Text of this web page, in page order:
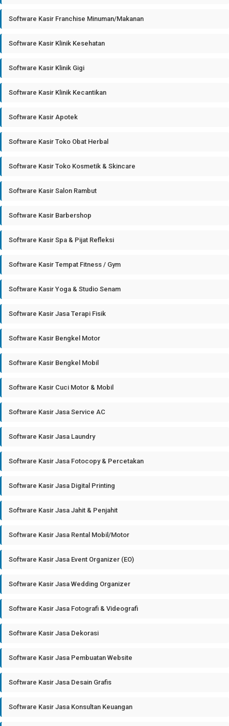
Software Kasir Franchise Minuman/Makanan
Software Kasir Klinik Kesehatan
Software Kasir Klinik Gigi
Software Kasir Klinik Kecantikan
Software Kasir Apotek
Software Kasir Toko Obat Herbal
Software Kasir Toko Kosmetik & Skincare
Software Kasir Salon Rambut
Software Kasir Barbershop
Software Kasir Spa & Pijat Refleksi
Software Kasir Tempat Fitness / Gym
Software Kasir Yoga & Studio Senam
Software Kasir Jasa Terapi Fisik
Software Kasir Bengkel Motor
Software Kasir Bengkel Mobil
Software Kasir Cuci Motor & Mobil
Software Kasir Jasa Service AC
Software Kasir Jasa Laundry
Software Kasir Jasa Fotocopy & Percetakan
Software Kasir Jasa Digital Printing
Software Kasir Jasa Jahit & Penjahit
Software Kasir Jasa Rental Mobil/Motor
Software Kasir Jasa Event Organizer (EO)
Software Kasir Jasa Wedding Organizer
Software Kasir Jasa Fotografi & Videografi
Software Kasir Jasa Dekorasi
Software Kasir Jasa Pembuatan Website
Software Kasir Jasa Desain Grafis
Software Kasir Jasa Konsultan Keuangan